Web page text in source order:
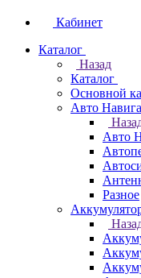
Кабинет
Каталог
Назад
Каталог
Основной
Авто
Авто
Разное